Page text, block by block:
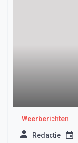
Weerberichten
Redactie